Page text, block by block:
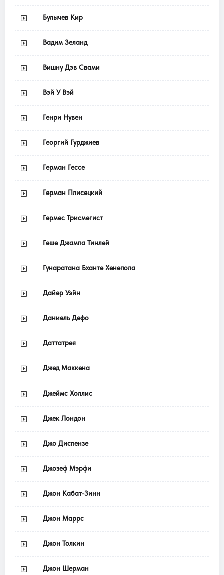
Булычев Кир
Вадим Зеланд
Вишну Дэв Свами
Вэй У Вэй
Генри Нувен
Георгий Гурджиев
Герман Гессе
Герман Плисецкий
Гермес Трисмегист
Геше Джампа Тинлей
Гунаратана Бханте Хенепола
Дайер Уэйн
Даниель Дефо
Даттатрея
Джед Маккена
Джеймс Холлис
Джек Лондон
Джо Диспензе
Джозеф Мэрфи
Джон Кабат-Зинн
Джон Маррс
Джон Толкин
Джон Шерман